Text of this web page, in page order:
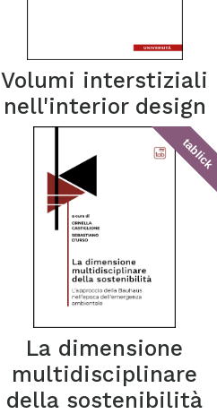
Volumi interstiziali
nell'interior design
tablick
La dimensione
multidisciplinare
della sostenibilità